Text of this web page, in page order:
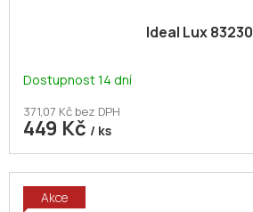
Ideal Lux 83230
Dostupnost 14 dní
371,07 Kč bez DPH
449 Kč / ks
Akce